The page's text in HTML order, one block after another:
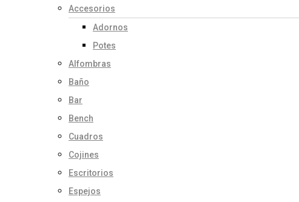
Accesorios
Adornos
Potes
Alfombras
Baño
Bar
Bench
Cuadros
Cojines
Escritorios
Espejos